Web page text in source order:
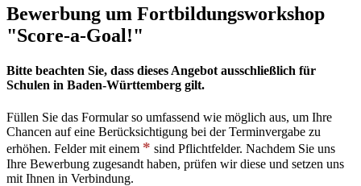
Bewerbung um Fortbildungsworkshop
"Score-a-Goal!"
Bitte beachten Sie, dass dieses Angebot ausschließlich für
Schulen in Baden-Württemberg gilt.
Füllen Sie das Formular so umfassend wie möglich aus, um Ihre
Chancen auf eine Berücksichtigung bei der Terminvergabe zu
erhöhen. Felder mit einem
sind Pflichtfelder. Nachdem Sie uns
Ihre Bewerbung zugesandt haben, prüfen wir diese und setzen uns
mit Ihnen in Verbindung.